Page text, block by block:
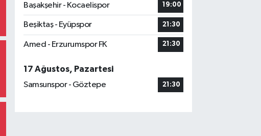
Başakşehir - Kocaelispor
19:00
Beşiktaş - Eyüpspor 21:30
Amed - Erzurumspor FK 21:30
17 Ağustos, Pazartesi
Samsunspor - Göztepe
21:30